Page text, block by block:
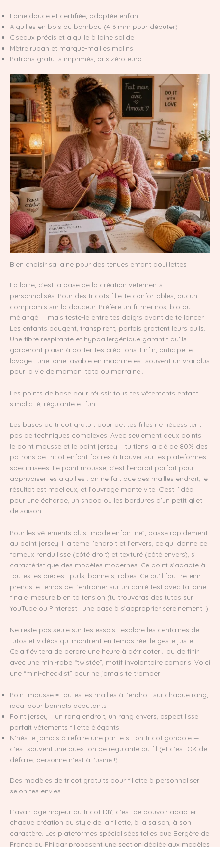
Laine douce et certifiée, adaptée enfant
Aiguilles en bois ou bambou (4-6 mm pour débuter)
Ciseaux précis et aiguille à laine solide
Mètre ruban et marque-mailles malins
Patrons gratuits imprimés, prix zéro euro
Bien choisir sa laine pour des tenues enfant douillettes
La laine, c’est la base de la création vêtements
personnalisés. Pour des tricots fillette confortables, aucun
compromis sur la douceur. Préfère un fil mérinos, bio ou
mélangé — mais teste-le entre tes doigts avant de te lancer.
Les enfants bougent, transpirent, parfois grattent leurs pulls.
Une fibre respirante et hypoallergénique garantit qu’ils
garderont plaisir à porter tes créations. Enfin, anticipe le
lavage : une laine lavable en machine est souvent un vrai plus
pour la vie de maman, tata ou marraine…
Les points de base pour réussir tous tes vêtements enfant :
simplicité, régularité et fun
Les bases du tricot gratuit pour petites filles ne nécessitent
pas de techniques complexes. Avec seulement deux points –
le point mousse et le point jersey – tu tiens la clé de 80% des
patrons de tricot enfant faciles à trouver sur les plateformes
spécialisées. Le point mousse, c’est l’endroit parfait pour
apprivoiser les aiguilles : on ne fait que des mailles endroit, le
résultat est moelleux, et l’ouvrage monte vite. C’est l’idéal
pour une écharpe, un snood ou les bordures d’un petit gilet
de saison.
Pour les vêtements plus “mode enfantine”, passe rapidement
au point jersey. Il alterne l’endroit et l’envers, ce qui donne ce
fameux rendu lisse (côté droit) et texturé (côté envers), si
caractéristique des modèles modernes. Ce point s’adapte à
toutes les pièces : pulls, bonnets, robes. Ce qu’il faut retenir :
prends le temps de t’entraîner sur un carré test avec ta laine
finale, mesure bien ta tension (tu trouveras des tutos sur
YouTube ou Pinterest : une base à s’approprier sereinement !).
Ne reste pas seule sur tes essais : explore les centaines de
tutos et vidéos qui montrent en temps réel le geste juste.
Cela t’évitera de perdre une heure à détricoter… ou de finir
avec une mini-robe “twistée”, motif involontaire compris. Voici
une “mini-checklist” pour ne jamais te tromper :
Point mousse = toutes les mailles à l’endroit sur chaque rang,
idéal pour bonnets débutants
Point jersey = un rang endroit, un rang envers, aspect lisse
parfait vêtements fillette élégants
N’hésite jamais à refaire une partie si ton tricot gondole —
c’est souvent une question de régularité du fil (et c’est OK de
défaire, personne n’est à l’usine !)
Des modèles de tricot gratuits pour fillette à personnaliser
selon tes envies
L’avantage majeur du tricot DIY, c’est de pouvoir adapter
chaque création au style de la fillette, à la saison, à son
caractère. Les plateformes spécialisées telles que Bergère de
France ou Phildar proposent une section dédiée aux modèles